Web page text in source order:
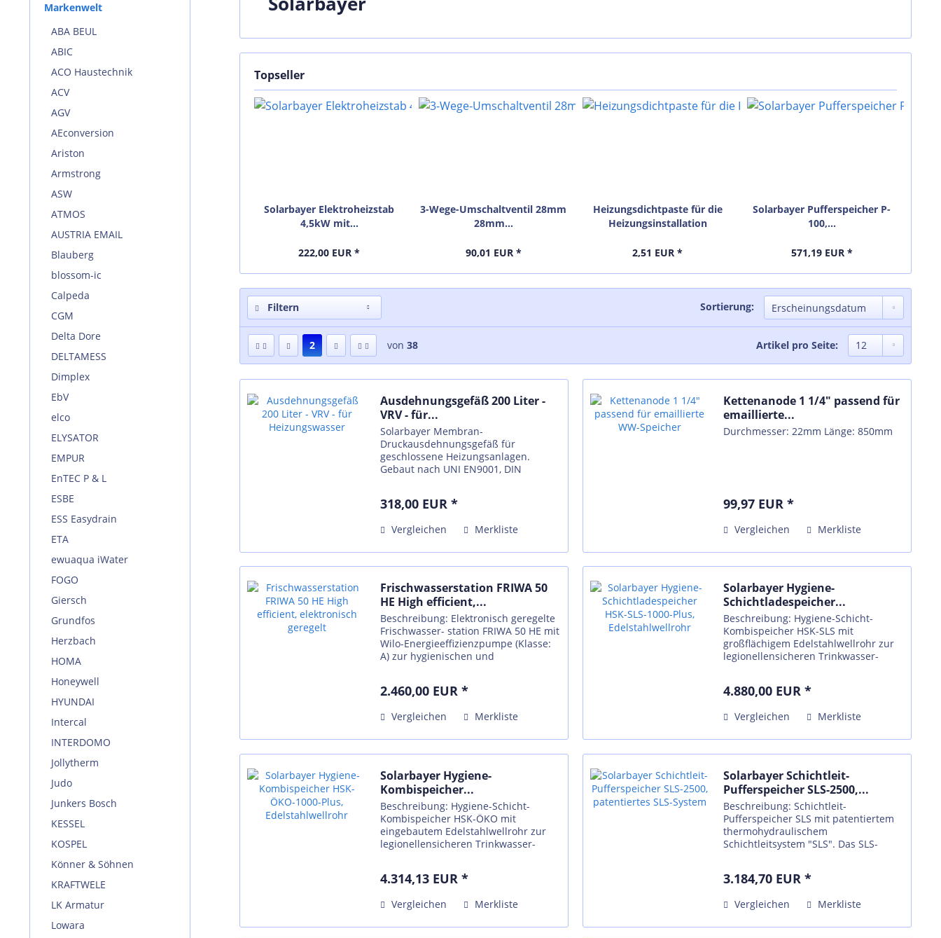
Markenwelt
ABA BEUL
ABIC
ACO Haustechnik
ACV
AGV
AEconversion
Ariston
Armstrong
ASW
ATMOS
AUSTRIA EMAIL
Blauberg
blossom-ic
Calpeda
CGM
Delta Dore
DELTAMESS
Dimplex
EbV
elco
ELYSATOR
EMPUR
EnTEC P & L
ESBE
ESS Easydrain
ETA
ewuaqua iWater
FOGO
Giersch
Grundfos
Herzbach
HOMA
Honeywell
HYUNDAI
Intercal
INTERDOMO
Jollytherm
Judo
Junkers Bosch
KESSEL
KOSPEL
Könner & Söhnen
KRAFTWELE
LK Armatur
Lowara
Topseller
Solarbayer Elektroheizstab
4,5kW mit...
222,00 EUR *
3-Wege-Umschaltventil 28mm
28mm...
90,01 EUR *
Heizungsdichtpaste für die
Heizungsinstallation
2,51 EUR *
Solarbayer Pufferspeicher P-
100,...
571,19 EUR *
Filtern Sortierung:
2 von 38 Artikel pro Seite:
Ausdehnungsgefäß 200 Liter -
VRV - für...
Solarbayer Membran-
Druckausdehnungsgefäß für
geschlossene Heizungsanlagen.
Gebaut nach UNI EN9001, DIN
Druckgeräte. Arbeitstemperatur: -10 C
318,00 EUR *
Vergleichen Merkliste
Kettenanode 1 1/4" passend für
emaillierte...
Durchmesser: 22mm Länge: 850mm
99,97 EUR *
Vergleichen Merkliste
Frischwasserstation FRIWA 50
HE High efficient,...
Beschreibung: Elektronisch geregelte
Frischwasser- station FRIWA 50 HE mit
Wilo-Energieeffizienzpumpe (Klasse:
A) zur hygienischen und
erhitzerprinzip. Die komplett
2.460,00 EUR *
Vergleichen Merkliste
Solarbayer Hygiene-
Schichtladespeicher...
Beschreibung: Hygiene-Schicht-
Kombispeicher HSK-SLS mit
großflächigem Edelstahlwellrohr zur
legionellensicheren Trinkwasser-
Ovalrohrwärmetauschern. Das
4.880,00 EUR *
Vergleichen Merkliste
Solarbayer Hygiene-
Kombispeicher...
Beschreibung: Hygiene-Schicht-
Kombispeicher HSK-ÖKO mit
eingebautem Edelstahlwellrohr zur
legionellensicheren Trinkwasser-
Solarwärmetauschern, verbesserte
durch...
4.314,13 EUR *
Vergleichen Merkliste
Solarbayer Schichtleit-
Pufferspeicher SLS-2500,...
Beschreibung: Schichtleit-
Pufferspeicher SLS mit patentiertem
thermohydraulischem
Schichtleitsystem "SLS". Das SLS-
Wärmeschichtung, bei sofortiger
3.184,70 EUR *
Vergleichen Merkliste